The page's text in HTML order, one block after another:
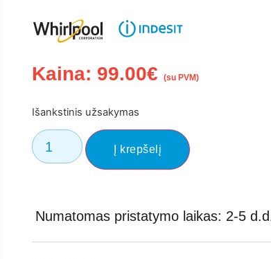
Kaina: 99.00€ (su PVM)
Išankstinis užsakymas
Į krepšelį
Numatomas pristatymo laikas: 2-5